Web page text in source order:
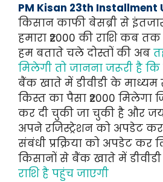
PM Kisan 23th Installment
किसान काफी बेसब्री से
हमारा ₹2000 की राशि कब
हम बताते चले दोस्तों की अब
मिलेगी तो जानना जरूरी है
बैंक खाते में डीवीडी के
किस्त का पैसा ₹2000 मिलेगा
कर दी चुकी जा चुकी है और
अपने रजिस्ट्रेशन को अपडेट
संबंधी प्रक्रिया को अपडेट कर
किसानों से बैंक खाते में डीवीडी
राशि है पहुंच जाएगी